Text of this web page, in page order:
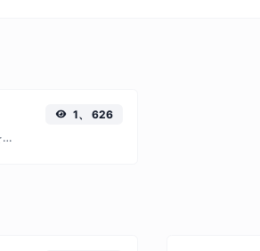
この簡単なコンバーターでギガビット（Gb） をギビビット（ギビ） に簡単に変換できます。
1、 626